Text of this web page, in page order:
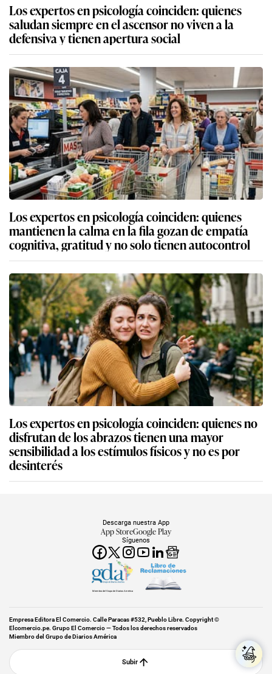
Los expertos en psicología coinciden: quienes
saludan siempre en el ascensor no viven a la
defensiva y tienen apertura social
Los expertos en psicología coinciden: quienes
mantienen la calma en la fila gozan de empatía
cognitiva, gratitud y no solo tienen autocontrol
Los expertos en psicología coinciden: quienes no
disfrutan de los abrazos tienen una mayor
sensibilidad a los estímulos físicos y no es por
desinterés
Síguenos
Descarga nuestra App
App StoreGoogle Play
Miembro del Grupo de Diarios América
Empresa Editora El Comercio. Calle Paracas #532, Pueblo Libre. Copyright ©
Elcomercio.pe. Grupo El Comercio — Todos los derechos reservados
Miembro del Grupo de Diarios América
Subir